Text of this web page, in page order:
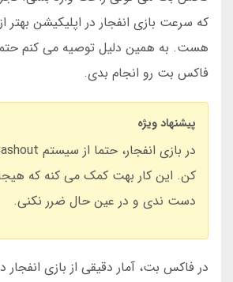
که سرعت بازی انفجار در اپلیکیشن بهتر
هست. به همین دلیل توصیه می کنم حتما
فاکس بت رو انجام بدی.
پیشنهاد ویژه
کن. این کار بهت کمک می کنه که
دست ندی و در عین حال ضرر نکنی.
در فاکس بت، آمار دقیقی از بازی انفجار